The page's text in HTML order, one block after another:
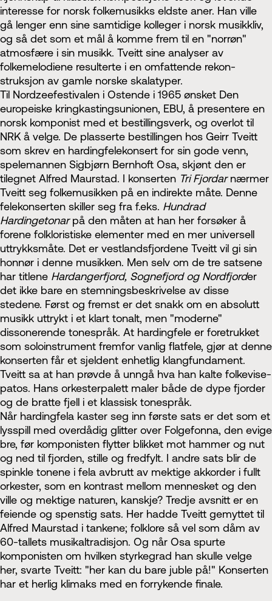
interesse for norsk folkemusikks eldste aner. Han ville
gå lenger enn sine samtidige kolleger i norsk musikkliv,
og så det som et mål å komme frem til en "norrøn"
atmosfære i sin musikk. Tveitt sine analyser av
folkemelodiene resulterte i en om­fattende rekon­
struksjon av gamle norske skalatyper.
Til Nordzeefestivalen i Ostende i 1965 ønsket Den
europeiske kringkastingsunionen, EBU, å presentere en
norsk komponist med et bestillingsverk, og overlot til
NRK å velge. De plasserte bestillingen hos Geirr Tveitt
som skrev en hardingfelekonsert for sin gode venn,
spelemannen Sigbjørn Bernhoft Osa, skjønt den er
tilegnet Alfred Maurstad. I konserten Tri Fjordarnærmer
Tveitt seg folkemusikken på en indirekte måte. Denne
fele­konserten skiller seg fra f.eks. Hundrad
Hardingetonarpå den måten at han her forsøker å
forene folkloristiske elemen­ter med en mer universell
uttrykksmåte. Det er vestlandsfjordene Tveitt vil gi sin
honnør i denne musikken. Men selv om de tre satsene
har titlene Hardangerfjord, Sognefjord og Nordfjorder
det ikke bare en stemningsbeskrivelse av disse
stedene. Først og fremst er det snakk om en absolutt
musikk uttrykt i et klart tonalt, men "moderne"
dissonerende tonespråk. At hardingfele er fore­trukket
som soloinstrument fremfor vanlig flatfele, gjør at denne
konserten får et sjeldent enhetlig klangfunda­ment.
Tveitt sa at han prøvde å unngå hva han kalte folke­vise­
patos. Hans orkester­palett maler både de dype fjorder
og de bratte fjell i et klassisk tonespråk.
Når hardingfela kaster seg inn første sats er det som et
lysspill med overdådig glitter over Folgefonna, den evige
bre, før komponisten flytter blikket mot hammer og nut
og ned til fjorden, stille og fredfylt. I andre sats blir de
spinkle tonene i fela avbrutt av mektige akkorder i fullt
orkester, som en kontrast mellom mennesket og den
ville og mektige naturen, kanskje? Tredje avsnitt er en
feiende og spenstig sats. Her hadde Tveitt gemyttet til
Alfred Maurstad i tankene; folklore så vel som dåm av
60-tallets musikaltradisjon. Og når Osa spurte
komponisten om hvilken styrkegrad han skulle velge
her, svarte Tveitt: "her kan du bare juble på!" Konserten
har et herlig klimaks med en forrykende finale.